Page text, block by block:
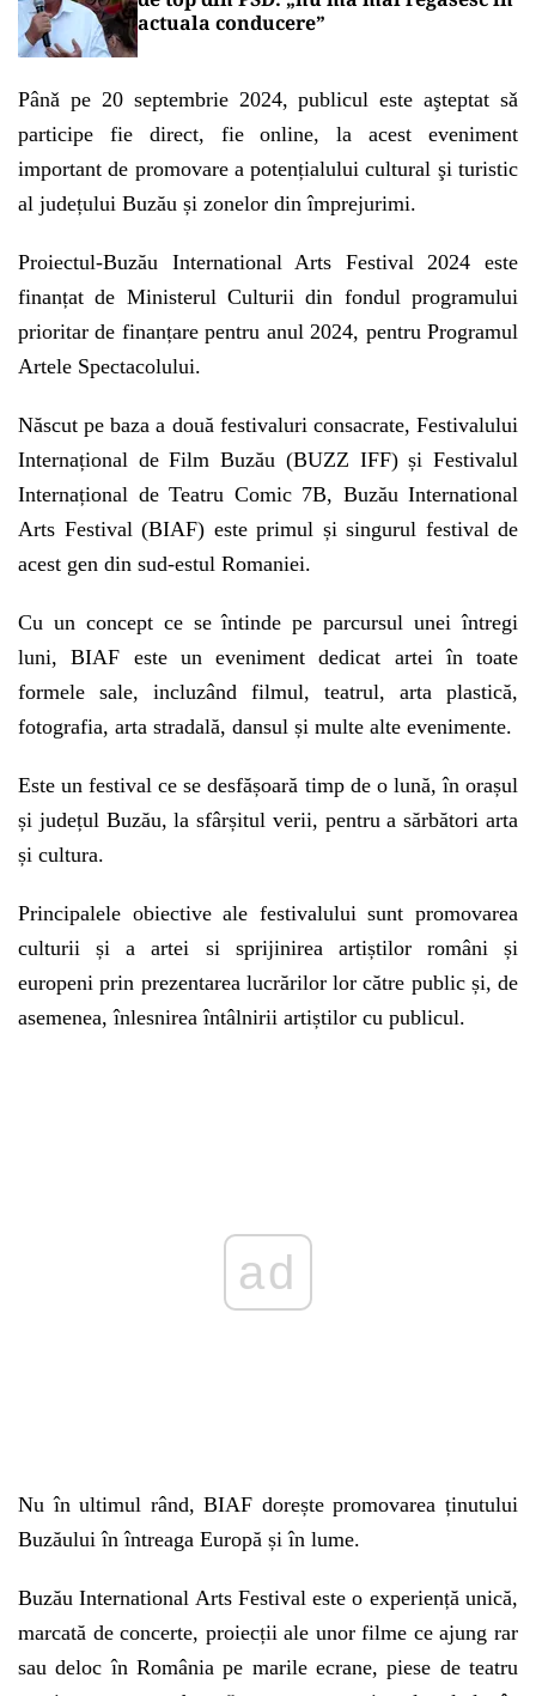
actuala conducere”
Pânǎ pe 20 septembrie 2024, publicul este aşteptat sǎ
participe fie direct, fie online, la acest eveniment
important de promovare a potențialului cultural şi turistic
al județului Buzău și zonelor din împrejurimi.
Proiectul-Buzău International Arts Festival 2024 este
finanțat de Ministerul Culturii din fondul programului
prioritar de finanțare pentru anul 2024, pentru Programul
Artele Spectacolului.
Născut pe baza a două festivaluri consacrate, Festivalului
Internațional de Film Buzău (BUZZ IFF) și Festivalul
Internațional de Teatru Comic 7B, Buzău International
Arts Festival (BIAF) este primul și singurul festival de
acest gen din sud-estul Romaniei.
Cu un concept ce se întinde pe parcursul unei întregi
luni, BIAF este un eveniment dedicat artei în toate
formele sale, incluzând filmul, teatrul, arta plastică,
fotografia, arta stradală, dansul și multe alte evenimente.
Este un festival ce se desfășoară timp de o lună, în orașul
și județul Buzău, la sfârșitul verii, pentru a sărbători arta
și cultura.
Principalele obiective ale festivalului sunt promovarea
culturii și a artei si sprijinirea artiștilor români și
europeni prin prezentarea lucrărilor lor către public și, de
asemenea, înlesnirea întâlnirii artiștilor cu publicul.
ad
Nu în ultimul rând, BIAF dorește promovarea ținutului
Buzăului în întreaga Europă și în lume.
Buzău International Arts Festival este o experiență unică,
marcată de concerte, proiecții ale unor filme ce ajung rar
sau deloc în România pe marile ecrane, piese de teatru